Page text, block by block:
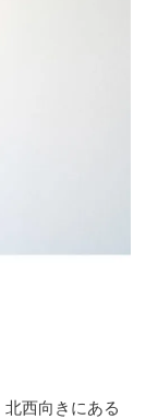
西向きにある